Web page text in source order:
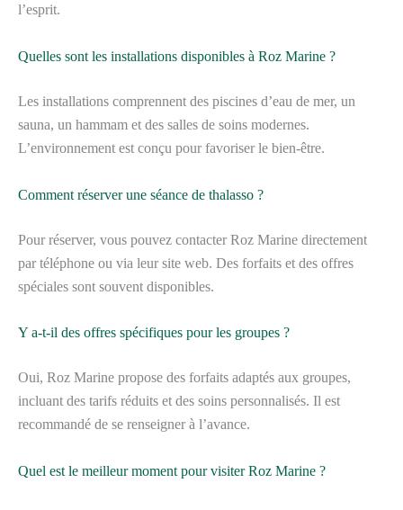
l’esprit.
Quelles sont les installations disponibles à Roz Marine ?
Les installations comprennent des piscines d’eau de mer, un
sauna, un hammam et des salles de soins modernes.
L’environnement est conçu pour favoriser le bien-être.
Comment réserver une séance de thalasso ?
Pour réserver, vous pouvez contacter Roz Marine directement
par téléphone ou via leur site web. Des forfaits et des offres
spéciales sont souvent disponibles.
Y a-t-il des offres spécifiques pour les groupes ?
Oui, Roz Marine propose des forfaits adaptés aux groupes,
incluant des tarifs réduits et des soins personnalisés. Il est
recommandé de se renseigner à l’avance.
Quel est le meilleur moment pour visiter Roz Marine ?